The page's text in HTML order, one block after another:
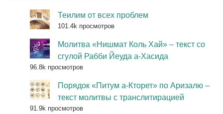
Теилим от всех проблем
101.4k просмотров
Молитва «Нишмат Коль Хай» – текст со
сгулой Рабби Йеуда а-Хасида
96.8k просмотров
Порядок «Питум а-Кторет» по Аризалю –
текст молитвы с транслитирацией
91.9k просмотров